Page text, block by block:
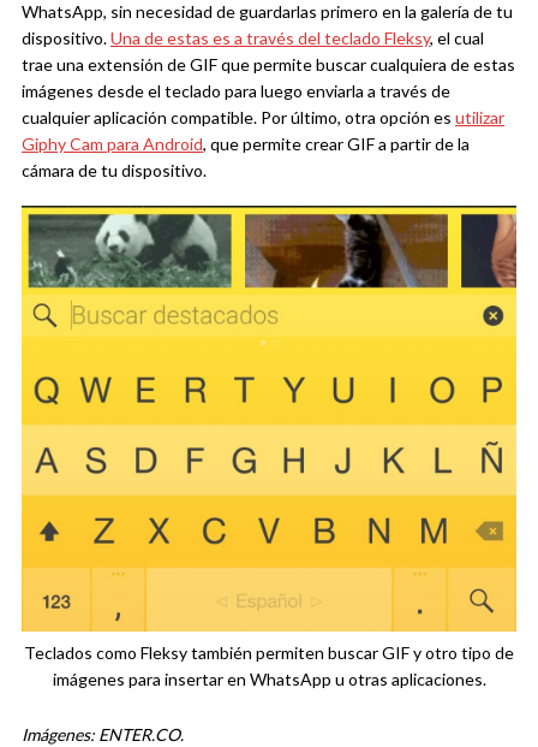
WhatsApp, sin necesidad de guardarlas primero en la galería de tu
dispositivo.Una de estas es a través del teclado Fleksy, el cual
trae una extensión de GIF que permite buscar cualquiera de estas
imágenes desde el teclado para luego enviarla a través de
cualquier aplicación compatible. Por último, otra opción es utilizar
Giphy Cam para Android, que permite crear GIF a partir de la
cámara de tu dispositivo.
Teclados como Fleksy también permiten buscar GIF y otro tipo de
imágenes para insertar en WhatsApp u otras aplicaciones.
Imágenes: ENTER.CO.